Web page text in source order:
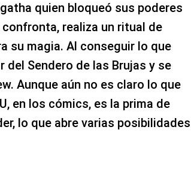
quien bloqueó sus poderes
realiza un ritual de
su magia. Al conseguir lo que
del Sendero de las Brujas y se
Aunque aún no es claro lo que
en los cómics, es la prima de
lo que abre varias posibilidades